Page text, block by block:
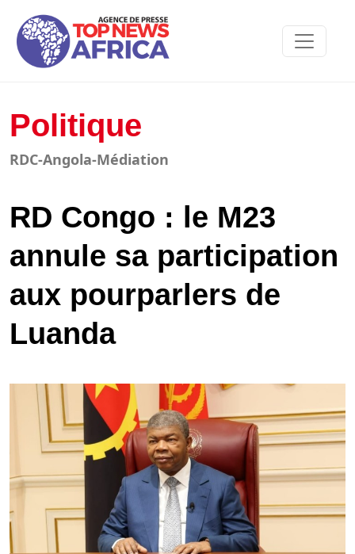
Politique
RDC-Angola-Médiation
RD Congo : le M23
annule sa participation
aux pourparlers de
Luanda